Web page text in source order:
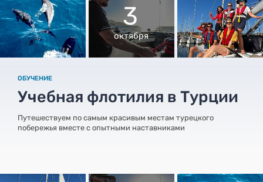
3
октября
ОБУЧЕНИЕ
Учебная флотилия в Турции
Путешествуем по самым красивым местам турецкого
побережья вместе с опытными наставниками